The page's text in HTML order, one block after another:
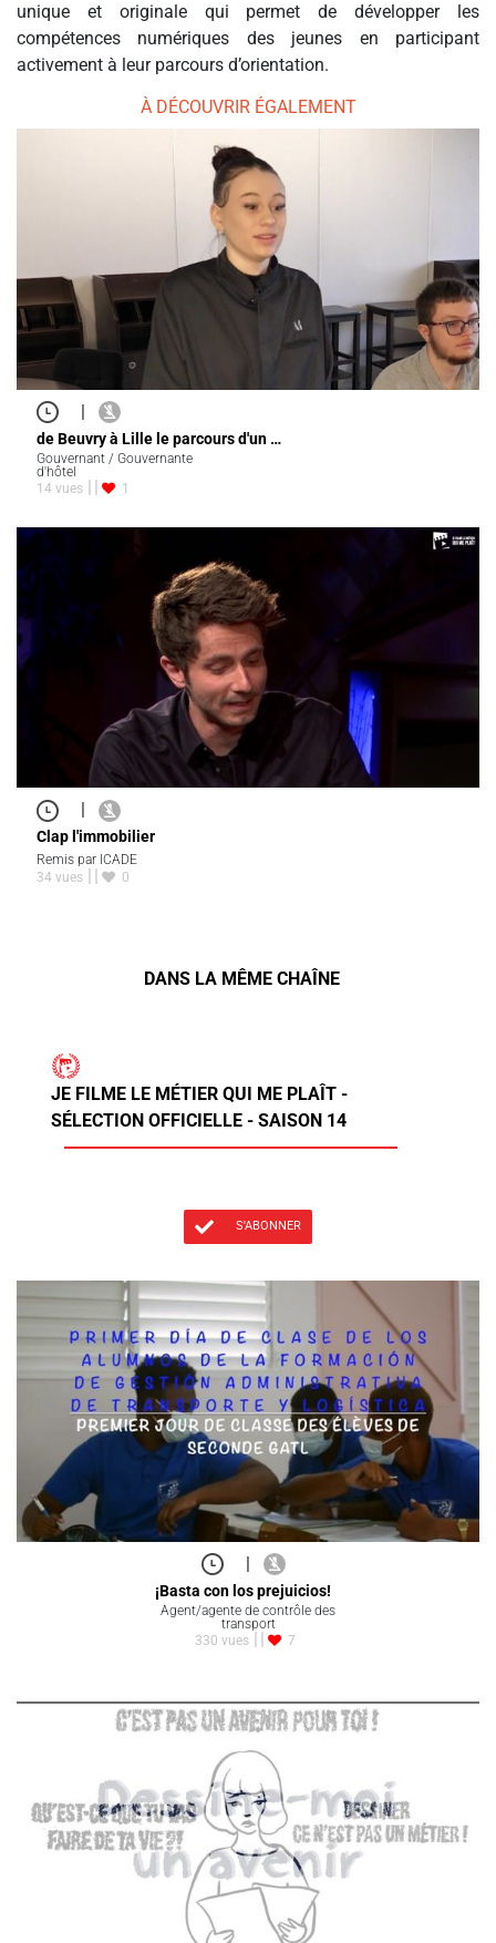
unique et originale qui permet de développer les
compétences numériques des jeunes en participant
activement à leur parcours d’orientation.
À DÉCOUVRIR ÉGALEMENT
|
de Beuvry à Lille le parcours d'un …
Gouvernant / Gouvernante
d'hôtel
14 vues
1
|
Clap l'immobilier
Remis par ICADE
34 vues
0
DANS LA MÊME CHAÎNE
JE FILME LE MÉTIER QUI ME PLAÎT -
SÉLECTION OFFICIELLE - SAISON 14
S'ABONNER
|
¡Basta con los prejuicios!
Agent/agente de contrôle des
transport
330 vues
7